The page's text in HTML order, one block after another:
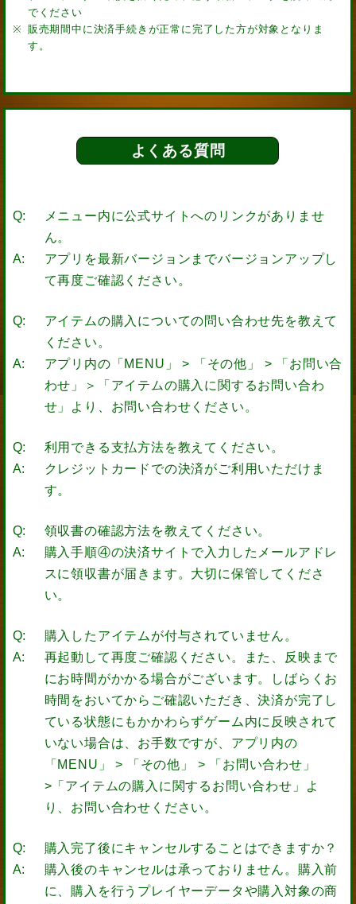
でください
販売期間中に決済手続きが正常に完了した方が対象となりま
す。
よくある質問
メニュー内に公式サイトへのリンクがありませ
ん。
アプリを最新バージョンまでバージョンアップし
て再度ご確認ください。
アイテムの購入についての問い合わせ先を教えて
ください。
アプリ内の「MENU」 > 「その他」 > 「お問い合
わせ」＞「アイテムの購入に関するお問い合わ
せ」より、お問い合わせください。
利用できる支払方法を教えてください。
クレジットカードでの決済がご利用いただけま
す。
領収書の確認方法を教えてください。
購入手順④の決済サイトで入力したメールアドレ
スに領収書が届きます。大切に保管してくださ
い。
購入したアイテムが付与されていません。
再起動して再度ご確認ください。また、反映まで
にお時間がかかる場合がございます。しばらくお
時間をおいてからご確認いただき、決済が完了し
ている状態にもかかわらずゲーム内に反映されて
いない場合は、お手数ですが、アプリ内の
「MENU」 > 「その他」 > 「お問い合わせ」
>「アイテムの購入に関するお問い合わせ」よ
り、お問い合わせください。
購入完了後にキャンセルすることはできますか？
購入後のキャンセルは承っておりません。購入前
に、購入を行うプレイヤーデータや購入対象の商